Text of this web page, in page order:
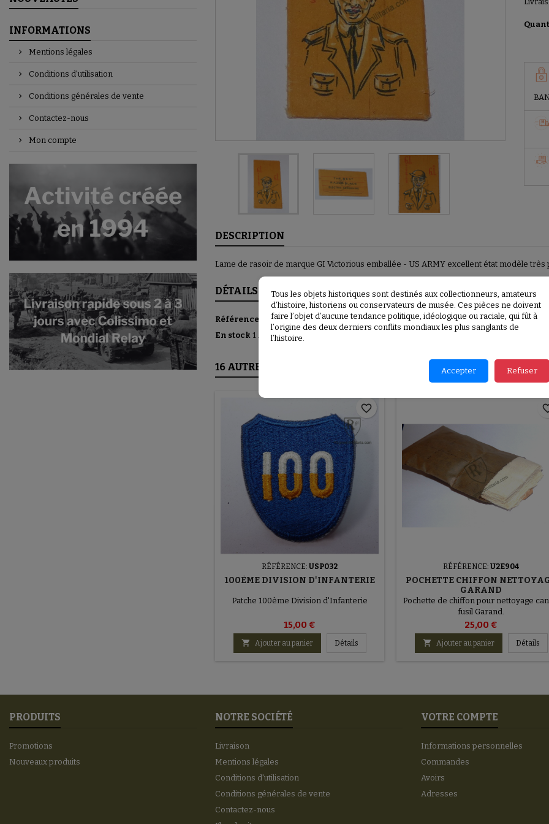
INFORMATIONS
Mentions légales
Conditions d'utilisation
Conditions générales de vente
Contactez-nous
Mon compte
DESCRIPTION
Lame de rasoir de marque GI Victorious emballée - US ARMY excellent état modèle très
DÉTAILS DU PRODUIT
Référence
U2E696
En stock 1 Article
16 AUTRES PRODUITS DANS LA MÊME CATÉGORIE :
RÉFÉRENCE: USP032
100ÈME DIVISION D'INFANTERIE
Patche 100ème Division d'Infanterie
15,00 €
 Ajouter au panier Détails
favorite_border
RÉFÉRENCE: U2E904
POCHETTE CHIFFON
GARAND
Pochette de chiffon pour nettoyage
fusil Garand.
25,00 €
 Ajouter au panier Détails
PRODUITS
Promotions
Nouveaux produits
NOTRE SOCIÉTÉ
Livraison
Mentions légales
Conditions d'utilisation
Conditions générales de vente
Contactez-nous
VOTRE COMPTE
Informations personnelles
Commandes
Avoirs
Adresses
Tous les objets historiques sont destinés aux collectionneurs, amateurs
d’histoire, historiens ou conservateurs de musée. Ces pièces ne doivent
faire l’objet d’aucune tendance politique, idéologique ou raciale, qui fût à
l’origine des deux derniers conflits mondiaux les plus sanglants de
l’histoire.
Accepter Refuser